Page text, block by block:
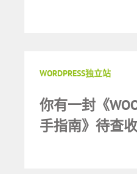
WORDPRESS独立站
你有一封《
手指南》待查收